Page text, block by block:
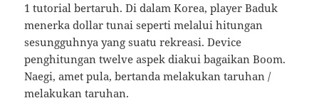
1 tutorial bertaruh. Di dalam Korea, player Baduk
menerka dollar tunai seperti melalui hitungan
sesungguhnya yang suatu rekreasi. Device
penghitungan twelve aspek diakui bagaikan Boom.
Naegi, amet pula, bertanda melakukan taruhan /
melakukan taruhan.